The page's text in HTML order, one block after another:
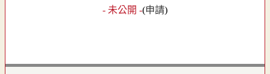
- 未公開 -(申請)